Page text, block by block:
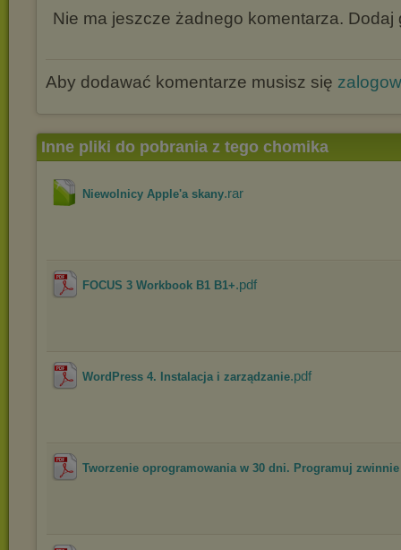
Nie ma jeszcze żadnego komentarza. Dodaj
Aby dodawać komentarze musisz się
Inne pliki do pobrania z tego chomika
Niewolnicy Apple'a skany.rar
FOCUS 3 Workbook B1 B1+.pdf
WordPress 4. Instalacja i zarządzanie.pdf
Tworzenie oprogramowania w 30 dni. Programuj